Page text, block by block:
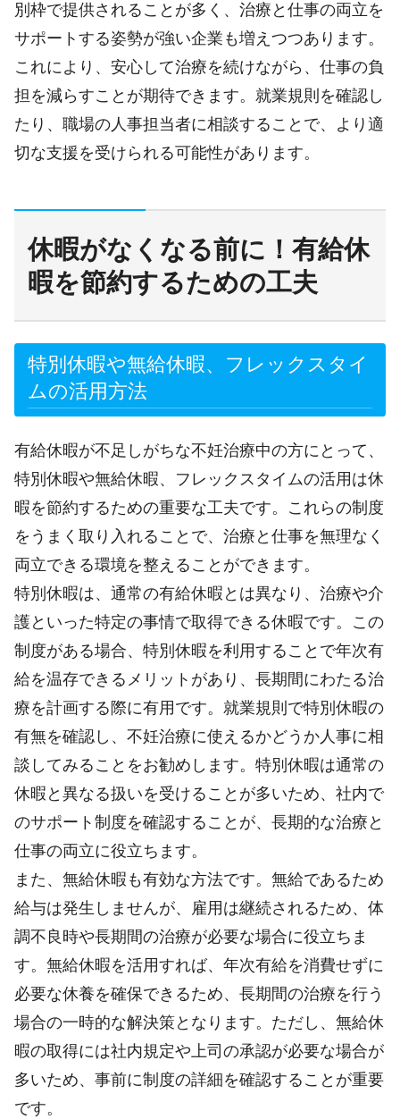
別枠で提供されることが多く、治療と仕事の両立を
サポートする姿勢が強い企業も増えつつあります。
これにより、安心して治療を続けながら、仕事の負
担を減らすことが期待できます。就業規則を確認し
たり、職場の人事担当者に相談することで、より適
切な支援を受けられる可能性があります。
休暇がなくなる前に！有給休
暇を節約するための工夫
特別休暇や無給休暇、フレックスタイ
ムの活用方法
有給休暇が不足しがちな不妊治療中の方にとって、
特別休暇や無給休暇、フレックスタイムの活用は休
暇を節約するための重要な工夫です。これらの制度
をうまく取り入れることで、治療と仕事を無理なく
両立できる環境を整えることができます。
特別休暇は、通常の有給休暇とは異なり、治療や介
護といった特定の事情で取得できる休暇です。この
制度がある場合、特別休暇を利用することで年次有
給を温存できるメリットがあり、長期間にわたる治
療を計画する際に有用です。就業規則で特別休暇の
有無を確認し、不妊治療に使えるかどうか人事に相
談してみることをお勧めします。特別休暇は通常の
休暇と異なる扱いを受けることが多いため、社内で
のサポート制度を確認することが、長期的な治療と
仕事の両立に役立ちます。
また、無給休暇も有効な方法です。無給であるため
給与は発生しませんが、雇用は継続されるため、体
調不良時や長期間の治療が必要な場合に役立ちま
す。無給休暇を活用すれば、年次有給を消費せずに
必要な休養を確保できるため、長期間の治療を行う
場合の一時的な解決策となります。ただし、無給休
暇の取得には社内規定や上司の承認が必要な場合が
多いため、事前に制度の詳細を確認することが重要
です。